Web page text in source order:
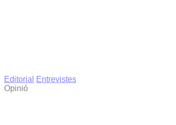
Editorial
Entrevistes
Opinió